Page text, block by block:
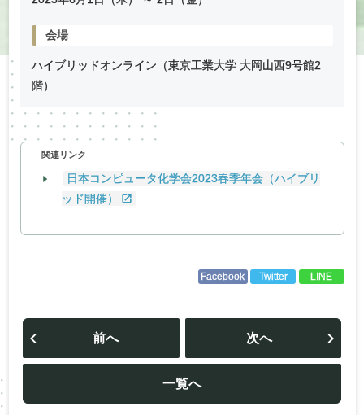
会場
ハイブリッドオンライン（東京工業大学 大岡山西9号館2
階）
関連リンク
日本コンピュータ化学会2023春季年会（ハイブリ
ッド開催）
Facebook Twitter LINE
投
ビ
ー
シ
ョ
前へ
一覧へ
次へ